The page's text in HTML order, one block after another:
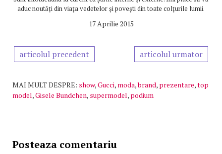
aduc noutăți din viața vedetelor și povești din toate colțurile lumii.
17 Aprilie 2015
articolul precedent articolul urmator
MAI MULT DESPRE: show,Gucci, moda,brand, prezentare,top
model,Gisele Bundchen, supermodel, podium
Posteaza comentariu